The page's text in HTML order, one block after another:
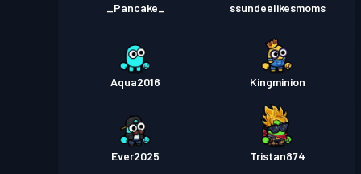
_Pancake_ ssundeelikesmoms
Aqua2016 Kingminion
Ever2025 Tristan874